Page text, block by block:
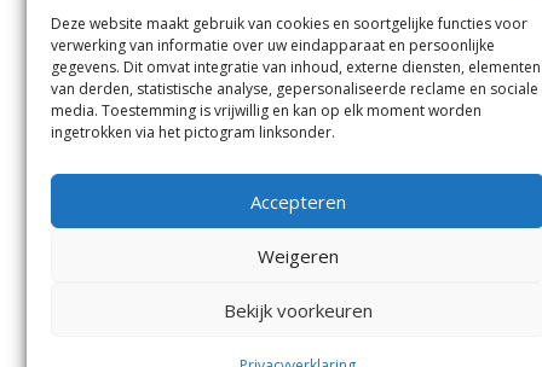
Deze website maakt gebruik van cookies en soortgelijke functies voor
verwerking van informatie over uw eindapparaat en persoonlijke
gegevens. Dit omvat integratie van inhoud, externe diensten, elementen
van derden, statistische analyse, gepersonaliseerde reclame en sociale
media. Toestemming is vrijwillig en kan op elk moment worden
ingetrokken via het pictogram linksonder.
Accepteren
Weigeren
Bekijk voorkeuren
0255-533900
info@jutter.nlofinfo@hofgee
st.nl
Zuid,Driehuisen
Spaarnwoude.
Contact
Andere uitgaven
Voorwaarden
© Kennemerland Pers B.V.